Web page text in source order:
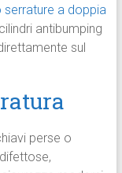
serrature a doppia
antibumping
sul
perse o